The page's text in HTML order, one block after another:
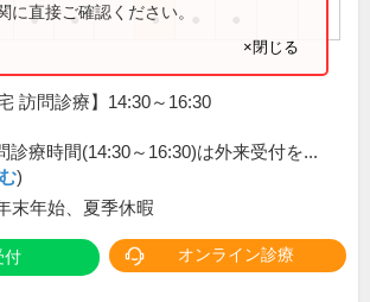
● ● ●
に直接ご確認ください。
×閉じる
宅 訪問診療】14:30～16:30
診療時間(14:30～16:30)は外来受付を...
)
末年始、夏季休暇
付 オンライン診療